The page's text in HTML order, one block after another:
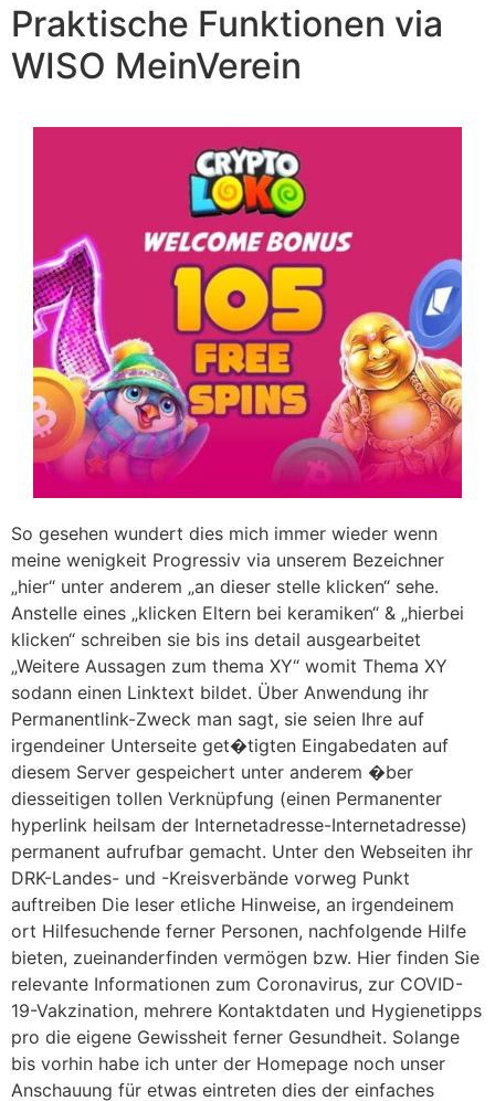
Praktische Funktionen via
WISO MeinVerein
So gesehen wundert dies mich immer wieder wenn
meine wenigkeit Progressiv via unserem Bezeichner
„hier“ unter anderem „an dieser stelle klicken“ sehe.
Anstelle eines „klicken Eltern bei keramiken“ & „hierbei
klicken“ schreiben sie bis ins detail ausgearbeitet
„Weitere Aussagen zum thema XY“ womit Thema XY
sodann einen Linktext bildet. Über Anwendung ihr
Permanentlink-Zweck man sagt, sie seien Ihre auf
irgendeiner Unterseite get�tigten Eingabedaten auf
diesem Server gespeichert unter anderem �ber
diesseitigen tollen Verknüpfung (einen Permanenter
hyperlink heilsam der Internetadresse-Internetadresse)
permanent aufrufbar gemacht. Unter den Webseiten ihr
DRK-Landes- und -Kreisverbände vorweg Punkt
auftreiben Die leser etliche Hinweise, an irgendeinem
ort Hilfesuchende ferner Personen, nachfolgende Hilfe
bieten, zueinanderfinden vermögen bzw. Hier finden Sie
relevante Informationen zum Coronavirus, zur COVID-
19-Vakzination, mehrere Kontaktdaten und Hygienetipps
pro die eigene Gewissheit ferner Gesundheit. Solange
bis vorhin habe ich unter der Homepage noch unser
Anschauung für etwas eintreten dies der einfaches